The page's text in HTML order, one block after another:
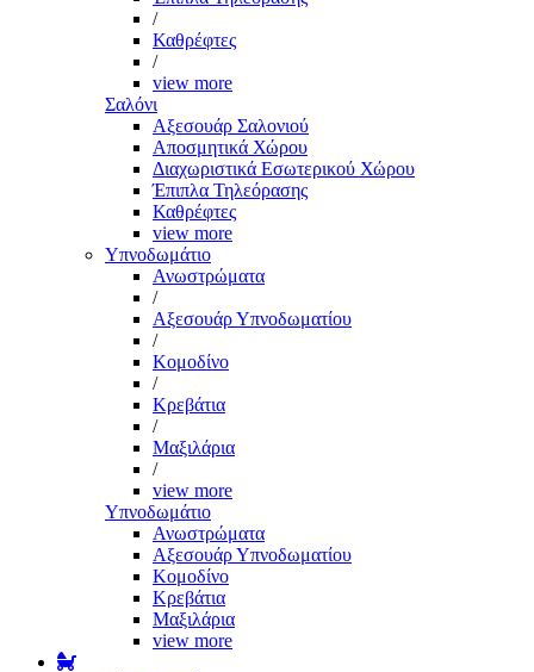
/
Καθρέφτες
/
view more
Σαλόνι
Αξεσουάρ Σαλονιού
Αποσμητικά Χώρου
Διαχωριστικά Εσωτερικού Χώρου
Έπιπλα Τηλεόρασης
Καθρέφτες
view more
Υπνοδωμάτιο
Ανωστρώματα
/
Αξεσουάρ Υπνοδωματίου
/
Κομοδίνο
/
Κρεβάτια
/
Μαξιλάρια
/
view more
Υπνοδωμάτιο
Ανωστρώματα
Αξεσουάρ Υπνοδωματίου
Κομοδίνο
Κρεβάτια
Μαξιλάρια
view more